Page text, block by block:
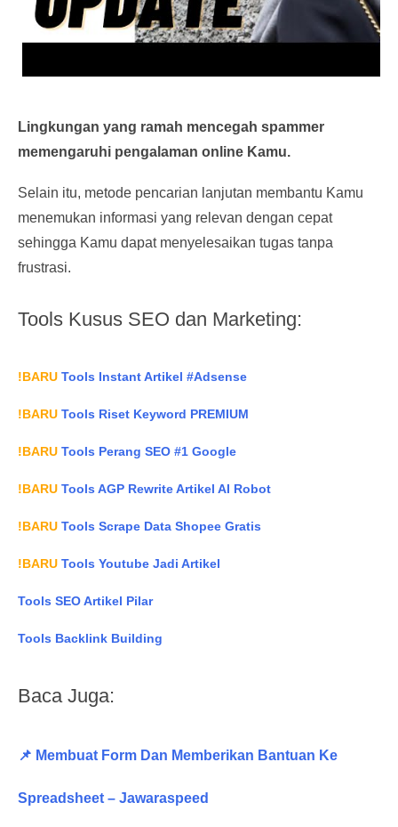
Lingkungan yang ramah mencegah spammer
memengaruhi pengalaman online Kamu.
Selain itu, metode pencarian lanjutan membantu Kamu
menemukan informasi yang relevan dengan cepat
sehingga Kamu dapat menyelesaikan tugas tanpa
frustrasi.
Tools Kusus SEO dan Marketing:
!BARU Tools Instant Artikel #Adsense
!BARU Tools Riset Keyword PREMIUM
!BARU Tools Perang SEO #1 Google
!BARU Tools AGP Rewrite Artikel AI Robot
!BARU Tools Scrape Data Shopee Gratis
!BARU Tools Youtube Jadi Artikel
Tools SEO Artikel Pilar
Tools Backlink Building
Baca Juga:
📌 Membuat Form Dan Memberikan Bantuan Ke
Spreadsheet – Jawaraspeed